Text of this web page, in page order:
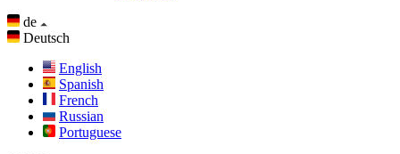
de
Deutsch
English
Spanish
French
Russian
Portuguese